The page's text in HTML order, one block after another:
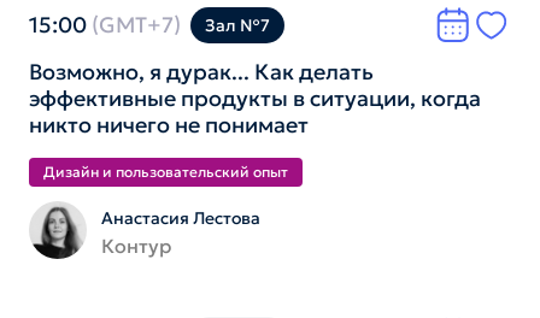
15:00 (GMT+7) Зал №7
Возможно, я дурак... Как делать
эффективные продукты в ситуации, когда
никто ничего не понимает
Дизайн и пользователь­ский опыт
Анастасия Лестова
Контур